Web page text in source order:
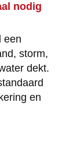
nodig
een
storm,
dekt.
en